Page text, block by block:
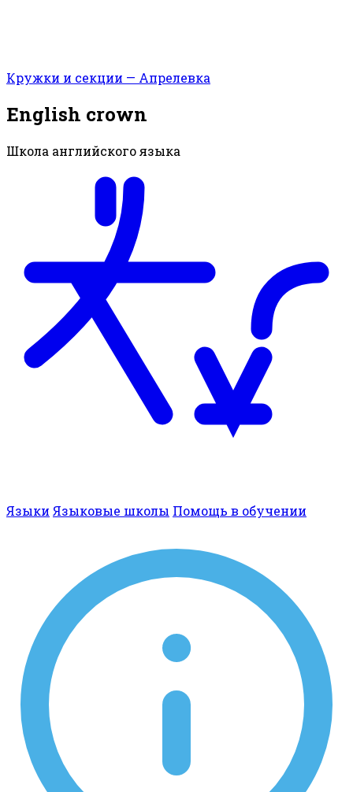
Кружки и секции — Апрелевка
English crown
Школа английского языка
Языки Языковые школы Помощь в обучении